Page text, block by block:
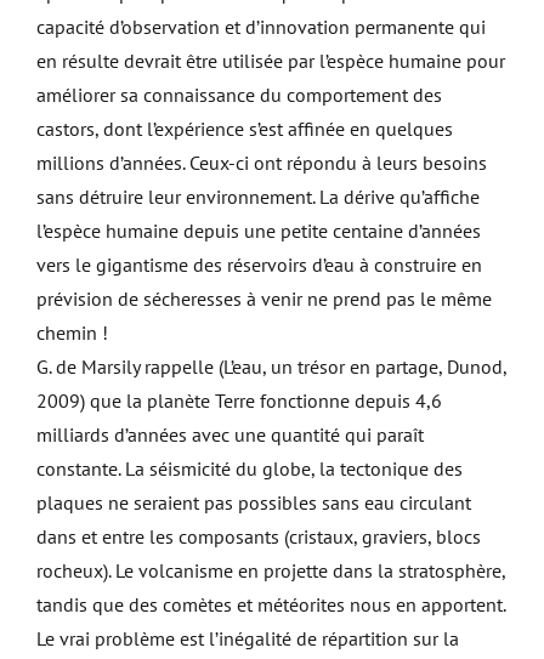
capacité d’observation et d’innovation permanente qui
en résulte devrait être utilisée par l’espèce humaine pour
améliorer sa connaissance du comportement des
castors, dont l’expérience s’est affinée en quelques
millions d’années. Ceux-ci ont répondu à leurs besoins
sans détruire leur environnement. La dérive qu’affiche
l’espèce humaine depuis une petite centaine d’années
vers le gigantisme des réservoirs d’eau à construire en
prévision de sécheresses à venir ne prend pas le même
chemin !
G. de Marsily rappelle (L’eau, un trésor en partage, Dunod,
2009) que la planète Terre fonctionne depuis 4,6
milliards d’années avec une quantité qui paraît
constante. La séismicité du globe, la tectonique des
plaques ne seraient pas possibles sans eau circulant
dans et entre les composants (cristaux, graviers, blocs
rocheux). Le volcanisme en projette dans la stratosphère,
tandis que des comètes et météorites nous en apportent.
Le vrai problème est l’inégalité de répartition sur la